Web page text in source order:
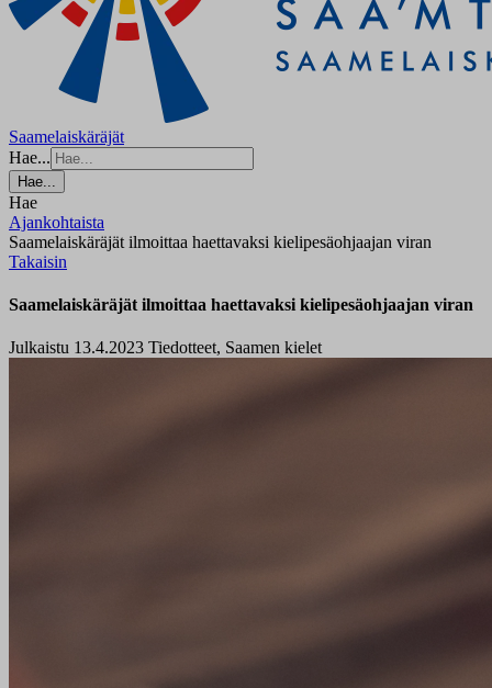
Saamelaiskäräjät
Hae...
Hae...
Hae
Ajankohtaista
Saamelaiskäräjät ilmoittaa haettavaksi kielipesäohjaajan viran
Takaisin
Saamelaiskäräjät ilmoittaa haettavaksi kielipesäohjaajan viran
Julkaistu 13.4.2023 Tiedotteet, Saamen kielet